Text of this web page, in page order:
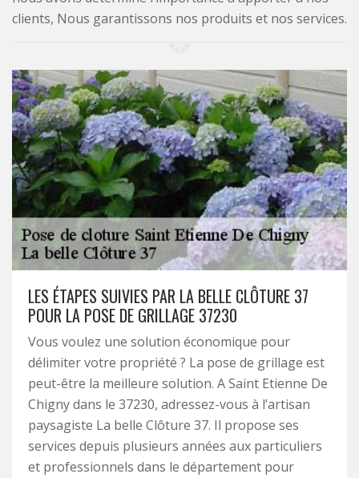
clients, Nous garantissons nos produits et nos services.
LES ÉTAPES SUIVIES PAR LA BELLE CLÔTURE 37
POUR LA POSE DE GRILLAGE 37230
Vous voulez une solution économique pour
délimiter votre propriété ? La pose de grillage est
peut-être la meilleure solution. A Saint Etienne De
Chigny dans le 37230, adressez-vous à l’artisan
paysagiste La belle Clôture 37. Il propose ses
services depuis plusieurs années aux particuliers
et professionnels dans le département pour